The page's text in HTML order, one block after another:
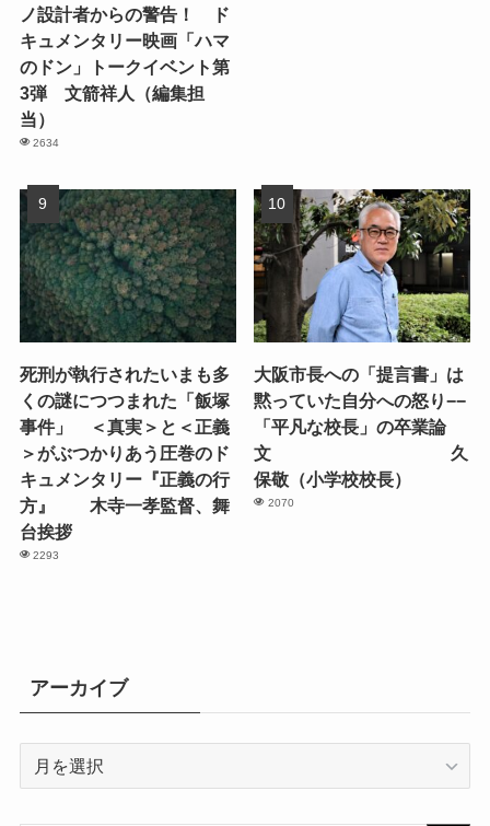
ノ設計者からの警告！ ド
キュメンタリー映画「ハマ
のドン」トークイベント第
3弾 文箭祥人（編集担
当）
2634
死刑が執行されたいまも多
くの謎につつまれた「飯塚
事件」 ＜真実＞と＜正義
＞がぶつかりあう圧巻のド
キュメンタリー『正義の行
方』 木寺一孝監督、舞
台挨拶
2293
大阪市長への「提言書」は
黙っていた自分への怒り−−
「平凡な校長」の卒業論
文 久
保敬（小学校校長）
2070
アーカイブ